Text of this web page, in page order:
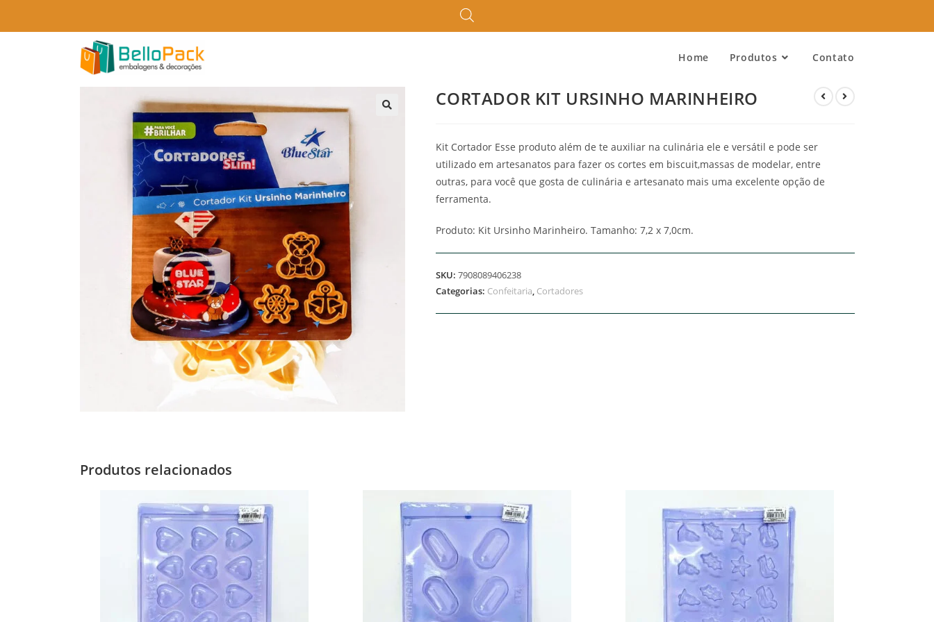
Home Produtos Contato
CORTADOR KIT URSINHO MARINHEIRO
Kit Cortador Esse produto além de te auxiliar na culinária ele e versátil e pode ser
utilizado em artesanatos para fazer os cortes em biscuit,massas de modelar, entre
outras, para você que gosta de culinária e artesanato mais uma excelente opção de
ferramenta.
Produto: Kit Ursinho Marinheiro. Tamanho: 7,2 x 7,0cm.
SKU:7908089406238
Categorias: Confeitaria, Cortadores
Produtos relacionados